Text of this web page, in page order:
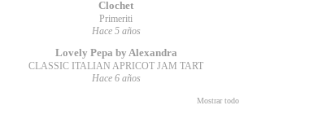
Clochet
Primeriti
Hace 5 años
Lovely Pepa by Alexandra
CLASSIC ITALIAN APRICOT JAM TART
Hace 6 años
Mostrar todo